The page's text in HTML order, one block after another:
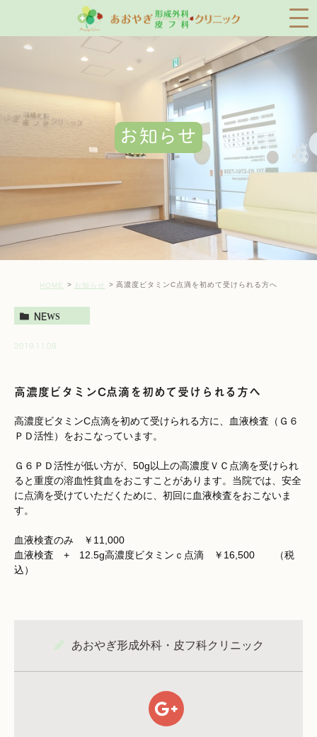
お知らせ
HOME お知らせ 高濃度ビタミンC点滴を初めて受けられる方へ
NEWS
2019.11.08
高濃度ビタミンC点滴を初めて受けられる方へ
高濃度ビタミンC点滴を初めて受けられる方に、血液検査（Ｇ６
ＰＤ活性）をおこなっています。
Ｇ６ＰＤ活性が低い方が、50g以上の高濃度ＶＣ点滴を受けられ
ると重度の溶血性貧血をおこすことがあります。当院では、安全
に点滴を受けていただくために、初回に血液検査をおこないま
す。
血液検査のみ ￥11,000
血液検査 + 12.5g高濃度ビタミンｃ点滴 ￥16,500 （税
込）
あおやぎ形成外科・皮フ科クリニック